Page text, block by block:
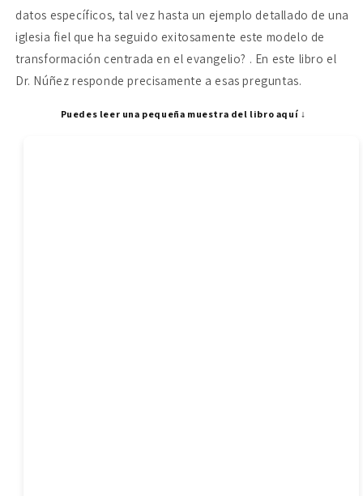
datos específicos, tal vez hasta un ejemplo detallado de una
iglesia fiel que ha seguido exitosamente este modelo de
transformación centrada en el evangelio? . En este libro el
Dr. Núñez responde precisamente a esas preguntas.
Puedes leer una pequeña muestra del libro aquí ↓